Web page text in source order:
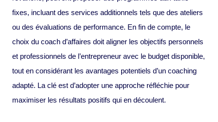
fixes, incluant des services additionnels tels que des ateliers
ou des évaluations de performance. En fin de compte, le
choix du coach d’affaires doit aligner les objectifs personnels
et professionnels de l’entrepreneur avec le budget disponible,
tout en considérant les avantages potentiels d’un coaching
adapté. La clé est d’adopter une approche réfléchie pour
maximiser les résultats positifs qui en découlent.